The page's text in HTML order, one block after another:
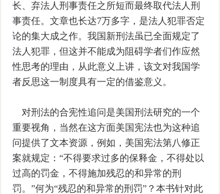
长、弃法人刑事责任之所短而最终取代法人刑
事责任。文章也长达7万多字，是法人犯罪否定
论的集大成之作。我国新刑法虽已全面规定了
法人犯罪，但这并不能成为阻碍学者们作应然
性思考的理由，从此意义上讲，该文对我国学
者反思这一制度具有一定的借鉴意义。
对刑法的合宪性追问是美国刑法研究的一个
重要视角，当然在这方面美国宪法也为这种追
问提供了文本资源，例如，美国宪法第八修正
案就规定：“不得要求过多的保释金，不得处以
过高的罚金，不得施加残忍的和异常的刑
罚。”何为“残忍的和异常的刑罚”？本书针对此